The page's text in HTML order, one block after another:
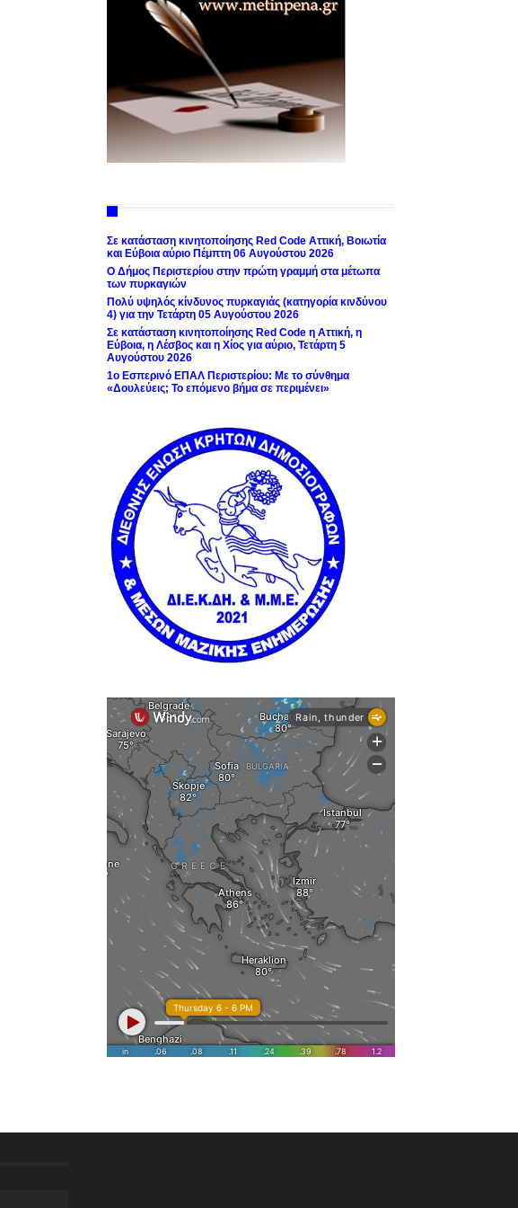
Σε κατάσταση κινητοποίησης Red Code Αττική, Βοιωτία
και Εύβοια αύριο Πέμπτη 06 Αυγούστου 2026
Ο Δήμος Περιστερίου στην πρώτη γραμμή στα μέτωπα
των πυρκαγιών
Πολύ υψηλός κίνδυνος πυρκαγιάς (κατηγορία κινδύνου
4) για την Τετάρτη 05 Αυγούστου 2026
Σε κατάσταση κινητοποίησης Red Code η Αττική, η
Εύβοια, η Λέσβος και η Χίος για αύριο, Τετάρτη 5
Αυγούστου 2026
1ο Εσπερινό ΕΠΑΛ Περιστερίου: Με το σύνθημα
«Δουλεύεις; Το επόμενο βήμα σε περιμένει»